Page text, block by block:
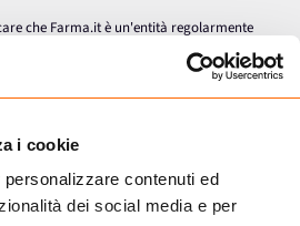
i cookie
contenuti ed
dei social media e per
che Farma.it è un'entità regolarmente
a effettuare la vendita online di